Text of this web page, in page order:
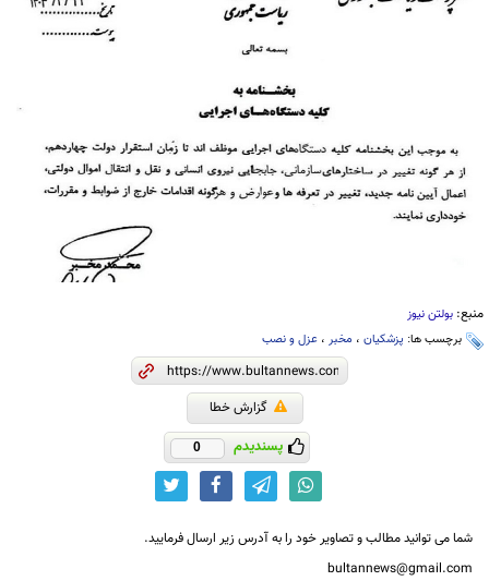
منبع: بولتن نیوز
برچسب ها: پزشکیان ، مخبر ، عزل و نصب
گزارش خطا
پسندیدم 0
شما می توانید مطالب و تصاویر خود را به آدرس زیر ارسال فرمایید.
bultannews@gmail.com